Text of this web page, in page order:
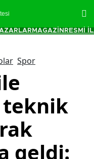
MAGAZİN RESMİ
Spor
teknik
geldi: